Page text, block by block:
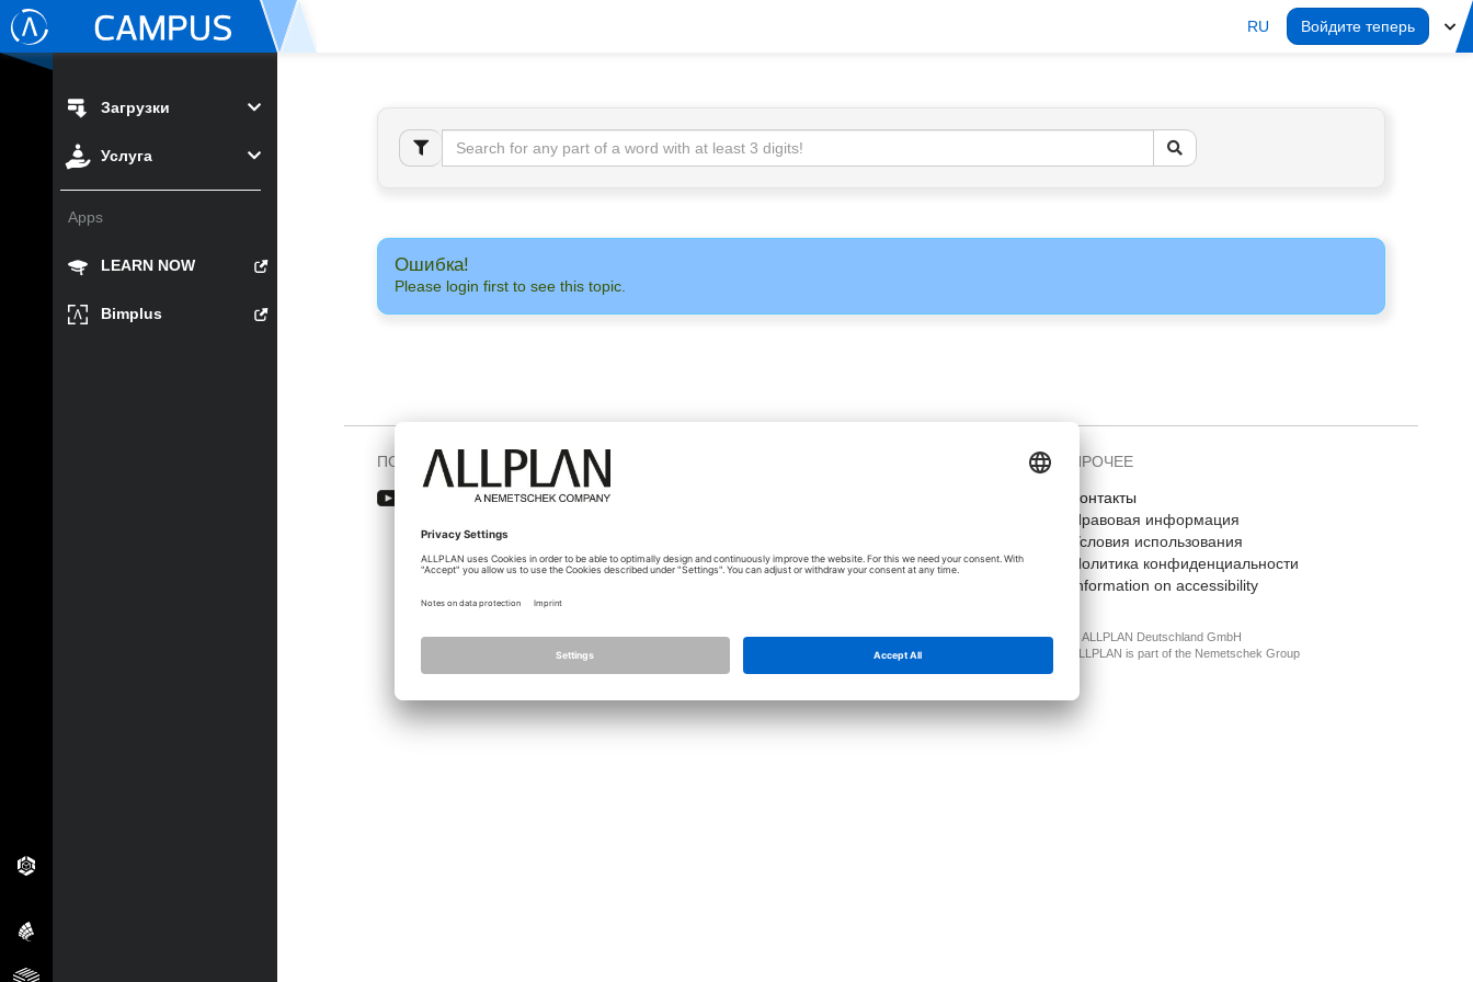
RU Войдите теперь
Загрузки
Услуга
Apps
LEARN NOW
Bimplus
Ошибка!
Please login first to see this topic.
ПОДПИШИТЕСЬ НА НАСАДМИНИСТРАТОР
Лицензирование
Настройки конфиденциальности
ПРОЧЕЕ
Контакты
Правовая информация
Условия использования
Политика конфиденциальности
Information on accessibility
© ALLPLAN Deutschland GmbH
ALLPLAN is part of the Nemetschek Group